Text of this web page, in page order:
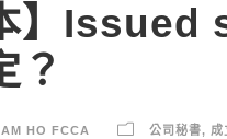
】
？
HO FCCA 公司秘書, 成